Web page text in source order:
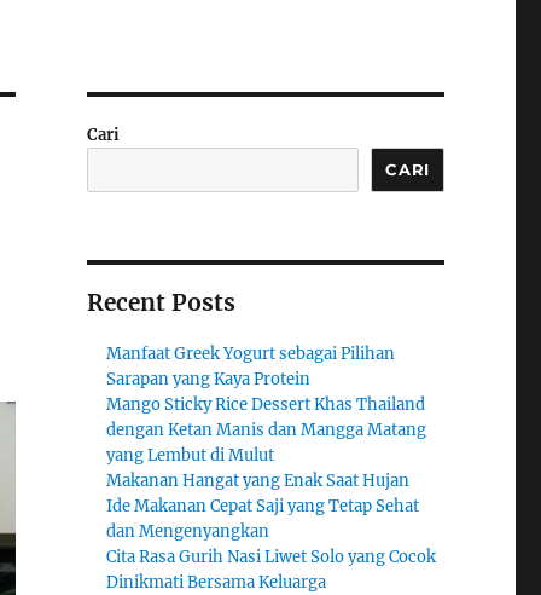
Cari
CARI
Recent Posts
Manfaat Greek Yogurt sebagai Pilihan
Sarapan yang Kaya Protein
Mango Sticky Rice Dessert Khas Thailand
dengan Ketan Manis dan Mangga Matang
yang Lembut di Mulut
Makanan Hangat yang Enak Saat Hujan
Ide Makanan Cepat Saji yang Tetap Sehat
dan Mengenyangkan
Cita Rasa Gurih Nasi Liwet Solo yang Cocok
Dinikmati Bersama Keluarga